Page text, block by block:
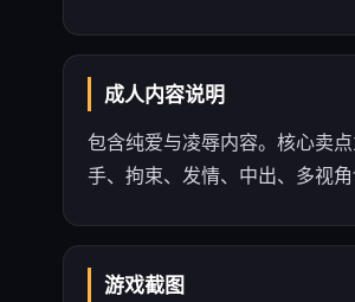
成人内容说明
包含纯爱与凌辱内容。核心卖
手、拘束、发情、中出、多视角
游戏截图